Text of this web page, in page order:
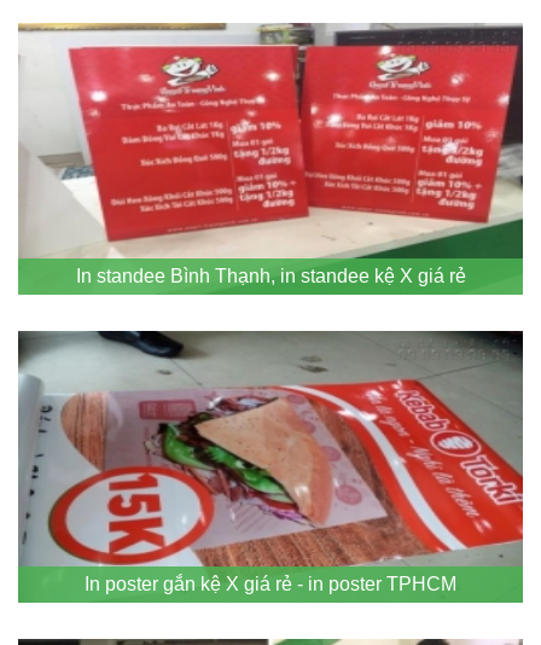
In standee Bình Thạnh, in standee kệ X giá rẻ
In poster gắn kệ X giá rẻ - in poster TPHCM